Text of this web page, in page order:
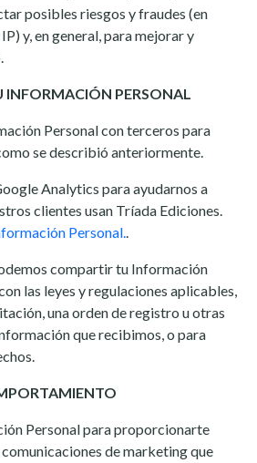
posibles riesgos y fraudes (en
y, en general, para mejorar y
PERSONAL
Personal con terceros para
se describió anteriormente.
Analytics para ayudarnos a
clientes usan Tríada Ediciones.
Personal..
compartir tu Información
las leyes y regulaciones aplicables,
una orden de registro u otras
que recibimos, o para
Personal para proporcionarte
de marketing que